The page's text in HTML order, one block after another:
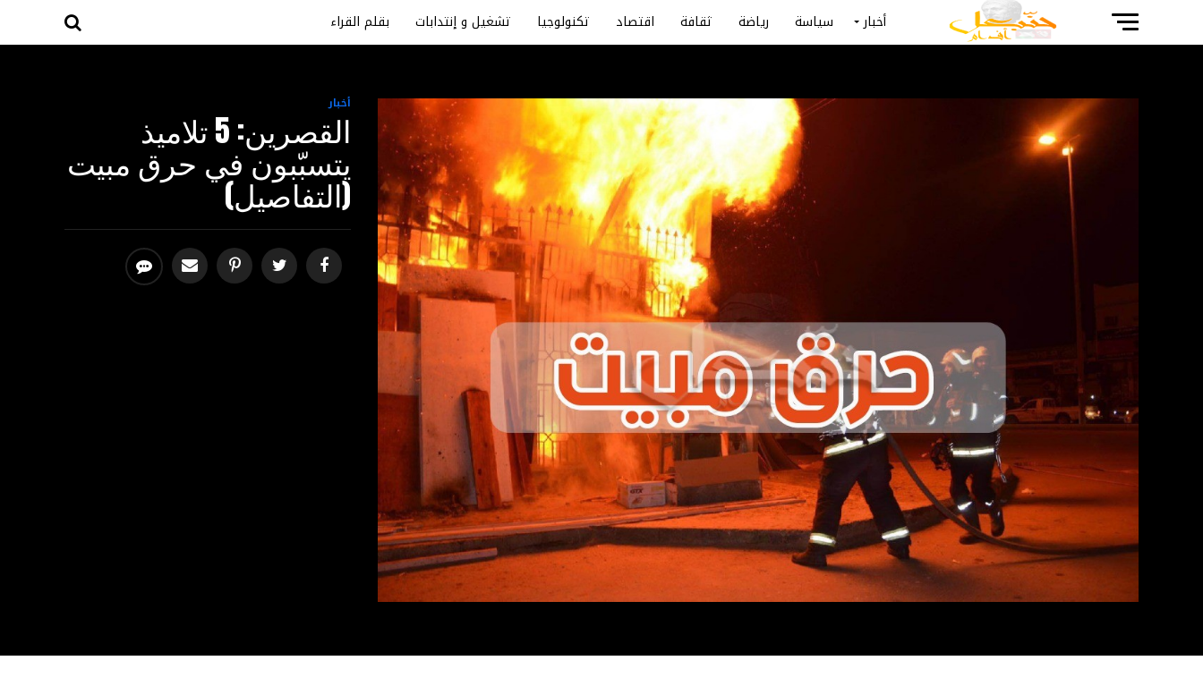
أخبار سياسة رياضة ثقافة اقتصاد تكنولوجيا تشغيل و إنتدابات بقلم القراء
أخبار
القصرين: 5 تلاميذ
يتسبّبون في حرق مبيت
(التفاصيل)